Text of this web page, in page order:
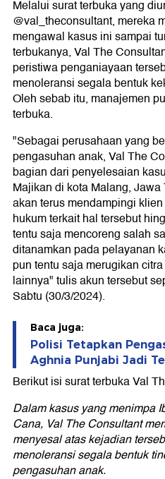
Melalui surat terbuka yang
@val_theconsultant, mereka
mengawal kasus ini sampai
terbukanya, Val The
peristiwa penganiayaan
menoleransi segala bentuk
Oleh sebab itu, manajemen
terbuka.
"Sebagai perusahaan yang
pengasuhan anak, Val The
bagian dari penyelesaian
Majikan di kota Malang,
akan terus mendampingi
hukum terkait hal tersebut
tentu saja mencoreng salah
ditanamkan pada pelayanan
pun tentu saja merugikan
lainnya" tulis akun tersebut
Sabtu (30/3/2024).
Baca juga:
Polisi Tetapkan
Aghnia Punjabi Jadi
Berikut isi surat terbuka Val
Dalam kasus yang menimpa
Cana, Val The Consultant
menyesal atas kejadian
menoleransi segala bentuk
pengasuhan anak.